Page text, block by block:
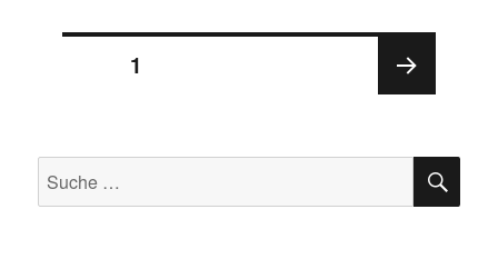
in
Köln
Seitennummerierung
1
nach: